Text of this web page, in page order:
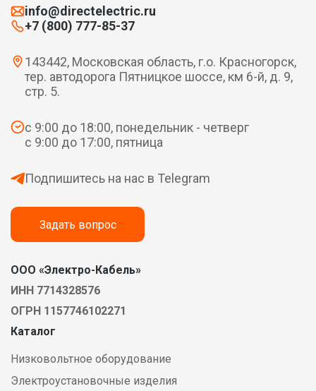
info@directelectric.ru
+7 (800) 777-85-37
143442, Московская область, г.о. Красногорск,
тер. автодорога Пятницкое шоссе, км 6-й, д. 9,
стр. 5.
с 9:00 до 18:00, понедельник - четверг
с 9:00 до 17:00, пятница
Подпишитесь на нас в Telegram
Задать вопрос
ООО «Электро-Кабель»
ИНН 7714328576
ОГРН 1157746102271
Каталог
Низковольтное оборудование
Электроустановочные изделия